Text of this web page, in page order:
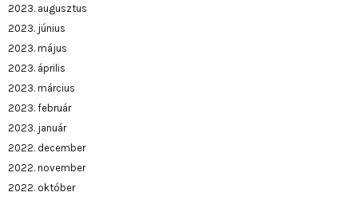
2023. augusztus
2023. június
2023. május
2023. április
2023. március
2023. február
2023. január
2022. december
2022. november
2022. október